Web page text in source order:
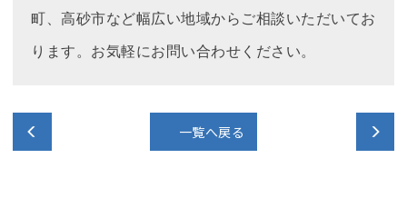
町、高砂市など幅広い地域からご相談いただいてお
ります。お気軽にお問い合わせください。
一覧へ戻る